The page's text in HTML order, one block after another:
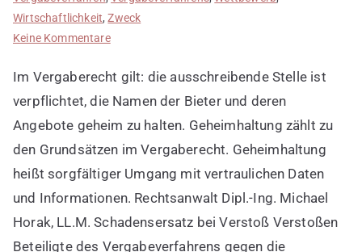
Wirtschaftlichkeit,Zweck
Keine Kommentarezu
wahren
Im Vergaberecht gilt: die ausschreibende Stelle ist
verpflichtet, die Namen der Bieter und deren
Angebote geheim zu halten. Geheimhaltung zählt zu
den Grundsätzen im Vergaberecht. Geheimhaltung
heißt sorgfältiger Umgang mit vertraulichen Daten
und Informationen. Rechtsanwalt Dipl.-Ing. Michael
Horak, LL.M. Schadensersatz bei Verstoß Verstoßen
Beteiligte des Vergabeverfahrens gegen die